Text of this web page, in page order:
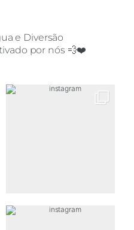
e Diversão
por nós 💨❤️